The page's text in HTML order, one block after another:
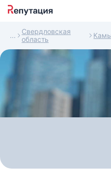
Свердловская
область